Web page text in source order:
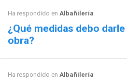
Ha respondido en Albañilería
¿Qué medidas debo
obra?
Ha respondido en Albañilería